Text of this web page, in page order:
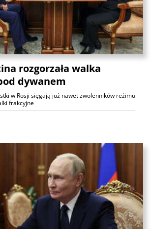
rozgorzała walka
dywanem
w Rosji sięgają już nawet zwolenników reżimu
frakcyjne